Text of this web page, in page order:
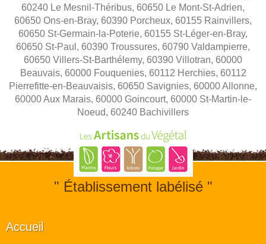
60240 Le Mesnil-Théribus, 60650 Le Mont-St-Adrien,
60650 Ons-en-Bray, 60390 Porcheux, 60155 Rainvillers,
60650 St-Germain-la-Poterie, 60155 St-Léger-en-Bray,
60650 St-Paul, 60390 Troussures, 60790 Valdampierre,
60650 Villers-St-Barthélemy, 60390 Villotran, 60000
Beauvais, 60000 Fouquenies, 60112 Herchies, 60112
Pierrefitte-en-Beauvaisis, 60650 Savignies, 60000 Allonne,
60000 Aux Marais, 60000 Goincourt, 60000 St-Martin-le-
Noeud, 60240 Bachivillers
" Établissement labélisé "
Accueil